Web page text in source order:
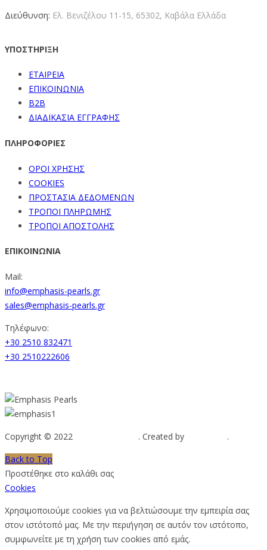
Διεύθυνση: Ελ. Βενιζέλου 11-15, 65302, Καβάλα Ελλάδα
ΥΠΟΣΤΗΡΙΞΗ
ΕΤΑΙΡΕΙΑ
ΕΠΙΚΟΙΝΩΝΙΑ
B2B
ΔΙΑΔΙΚΑΣΙΑ ΕΓΓΡΑΦΗΣ
ΠΛΗΡΟΦΟΡΙΕΣ
ΟΡΟΙ ΧΡΗΣΗΣ
COOKIES
ΠΡΟΣΤΑΣΙΑ ΔΕΔΟΜΕΝΩΝ
ΤΡΟΠΟΙ ΠΛΗΡΩΜΗΣ
ΤΡΟΠΟΙ ΑΠΟΣΤΟΛΗΣ
ΕΠΙΚΟΙΝΩΝΙΑ
Mail:
info@emphasis-pearls.gr
sales@emphasis-pearls.gr
Τηλέφωνο:
+30 2510 832471
+30 2510222606
Copyright © 2022 . Created by
.
Back to Top
Προστέθηκε στο καλάθι σας
Cookies
Χρησιμοποιούμε cookies για να βελτιώσουμε την εμπειρία σας
στον ιστότοπό μας. Με την περιήγηση σε αυτόν τον ιστότοπο,
συμφωνείτε με τη χρήση των cookies από εμάς.